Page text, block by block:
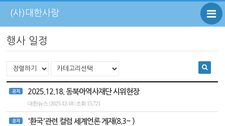
(사)대한사랑
행사 일정
공지 2025.12.18. 동북아역사재단 시위현장
대한뉴스 | 2025-12-18 | 조회 15,721
공지 '환국'관련 컬럼 세계언론 게재(8.3~ )